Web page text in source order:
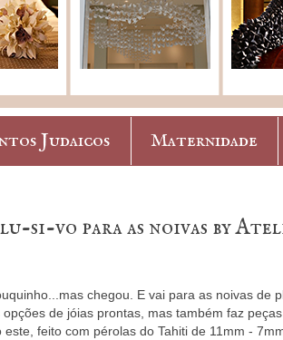
Judaicos Maternidade
si-vo para as noivas by
chegou. E vai para as noivas de
de jóias prontas, mas também faz
feito com pérolas do Tahiti de 11mm -